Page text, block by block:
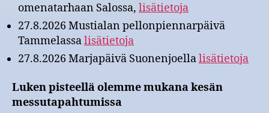
omenatarhaan Salossa, lisätietoja
27.8.2026 Mustialan pellonpiennarpäivä
Tammelassalisätietoja
27.8.2026 Marjapäivä Suonenjoellalisätietoja
Luken pisteellä olemme mukana kesän
messutapahtumissa